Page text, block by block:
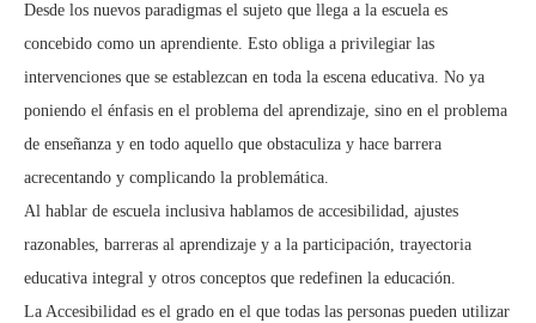
Desde los nuevos paradigmas el sujeto que llega a la escuela es
concebido como un aprendiente. Esto obliga a privilegiar las
intervenciones que se establezcan en toda la escena educativa. No ya
poniendo el énfasis en el problema del aprendizaje, sino en el problema
de enseñanza y en todo aquello que obstaculiza y hace barrera
acrecentando y complicando la problemática.
Al hablar de escuela inclusiva hablamos de accesibilidad, ajustes
razonables, barreras al aprendizaje y a la participación, trayectoria
educativa integral y otros conceptos que redefinen la educación.
La Accesibilidad es el grado en el que todas las personas pueden utilizar